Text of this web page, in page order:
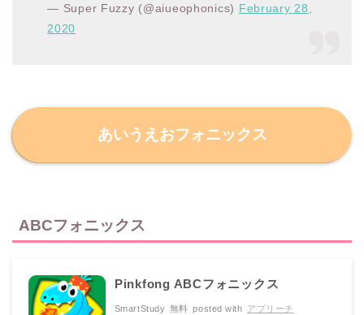
— Super Fuzzy (@aiueophonics) February 28,
2020
あいうえおフォニックス
ABCフォニックス
Pinkfong ABCフォニックス
SmartStudy 無料 posted with アプリーチ